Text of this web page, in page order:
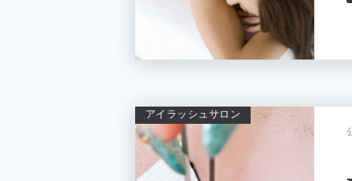
アイラッシュサロン